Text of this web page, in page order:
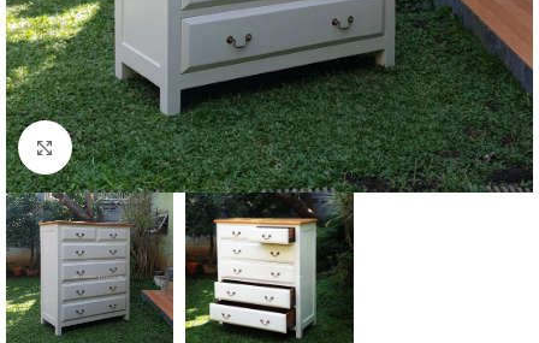
Click to enlarge